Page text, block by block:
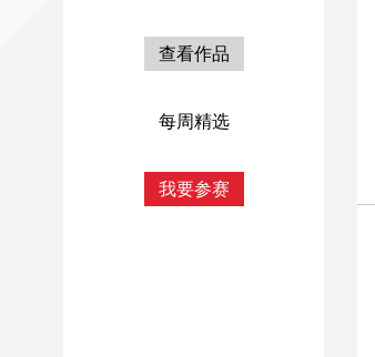
查看作品
每周精选
我要参赛